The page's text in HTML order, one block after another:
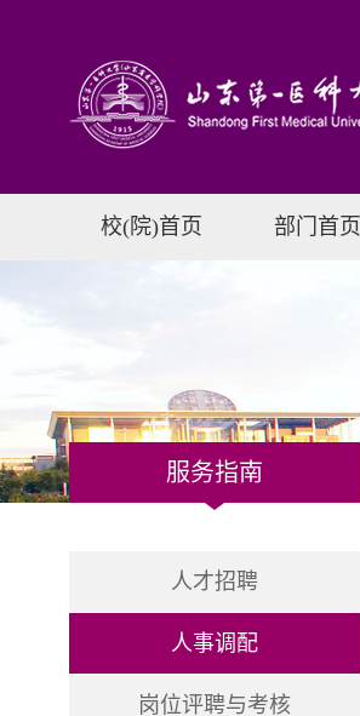
校(院)首页 部门首页
服务指南
人才招聘
人事调配
岗位评聘与考核